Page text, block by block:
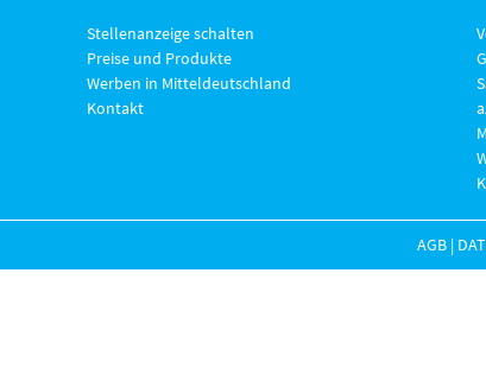
Stellenanzeige schalten
Preise und Produkte
Werben in Mitteldeutschland
Kontakt
AGB |